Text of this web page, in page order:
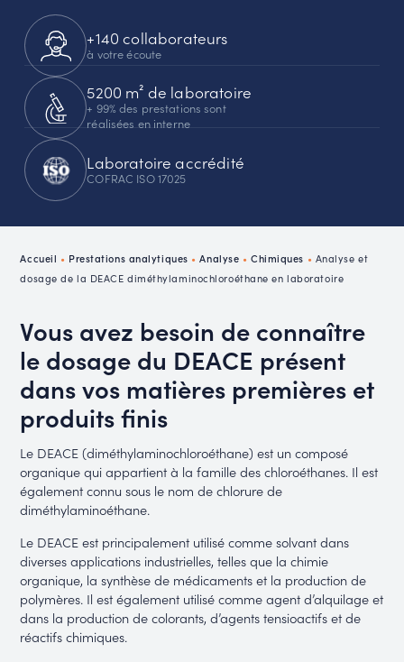
+140 collaborateurs
à votre écoute
5200 m² de laboratoire
+ 99% des prestations sont
réalisées en interne
Laboratoire accrédité
COFRAC ISO 17025
Accueil • Prestations analytiques •Analyse • Chimiques • Analyse et
dosage de la DEACE diméthylaminochloroéthane en laboratoire
Vous avez besoin de connaître
le dosage du DEACE présent
dans vos matières premières et
produits finis
Le DEACE (diméthylaminochloroéthane) est un composé
organique qui appartient à la famille des chloroéthanes. Il est
également connu sous le nom de chlorure de
diméthylaminoéthane.
Le DEACE est principalement utilisé comme solvant dans
diverses applications industrielles, telles que la chimie
organique, la synthèse de médicaments et la production de
polymères. Il est également utilisé comme agent d’alquilage et
dans la production de colorants, d’agents tensioactifs et de
réactifs chimiques.